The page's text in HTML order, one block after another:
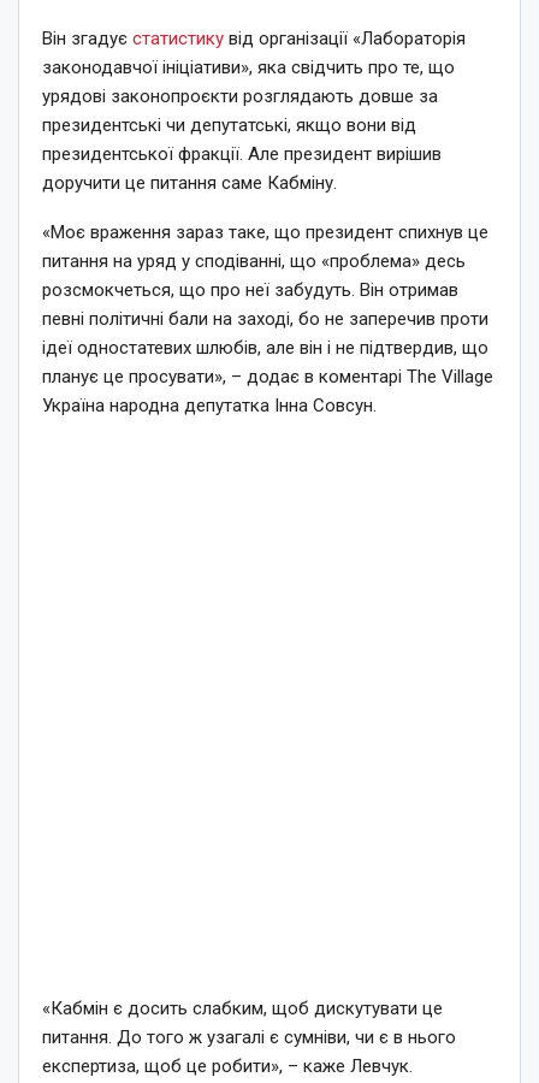
Він згадує статистику від організації «Лабораторія
законодавчої ініціативи», яка свідчить про те, що
урядові законопроєкти розглядають довше за
президентські чи депутатські, якщо вони від
президентської фракції. Але президент вирішив
доручити це питання саме Кабміну.
«Моє враження зараз таке, що президент спихнув це
питання на уряд у сподіванні, що «проблема» десь
розсмокчеться, що про неї забудуть. Він отримав
певні політичні бали на заході, бо не заперечив проти
ідеї одностатевих шлюбів, але він і не підтвердив, що
планує це просувати», – додає в коментарі The Village
Україна народна депутатка Інна Совсун.
«Кабмін є досить слабким, щоб дискутувати це
питання. До того ж узагалі є сумніви, чи є в нього
експертиза, щоб це робити», – каже Левчук.